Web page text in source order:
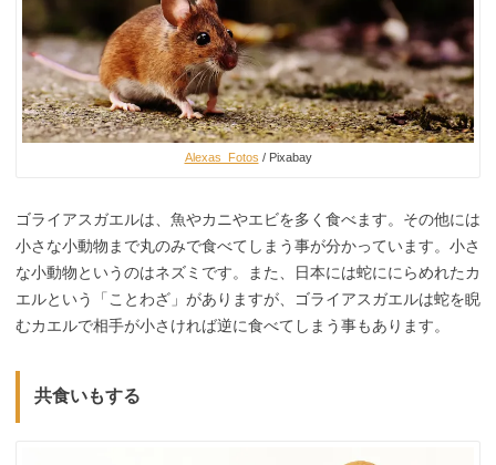
Alexas_Fotos / Pixabay
ゴライアスガエルは、魚やカニやエビを多く食べます。その他には
小さな小動物まで丸のみで食べてしまう事が分かっています。小さ
な小動物というのはネズミです。また、日本には蛇ににらめれたカ
エルという「ことわざ」がありますが、ゴライアスガエルは蛇を睨
むカエルで相手が小さければ逆に食べてしまう事もあります。
共食いもする